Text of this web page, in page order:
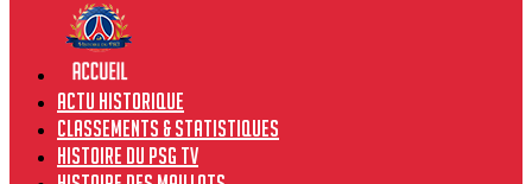
Actu historique
Classements & Statistiques
Histoire du PSG TV